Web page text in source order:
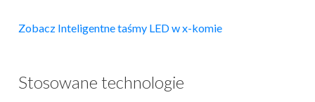
Zobacz Inteligentne taśmy LED w x-komie
Stosowane technologie